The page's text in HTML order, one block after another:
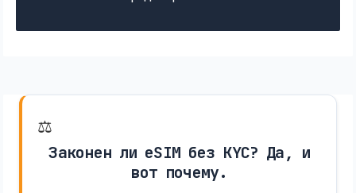
⚖️
Законен ли eSIM без KYC? Да, и
вот почему.